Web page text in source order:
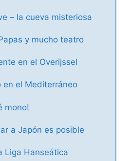
– la cueva misteriosa
y mucho teatro
en el Overijssel
en el Mediterráneo
mono!
a Japón es posible
Liga Hanseática